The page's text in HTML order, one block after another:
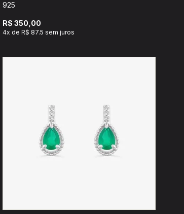
925
R$ 350,00
4x de R$ 87.5 sem juros